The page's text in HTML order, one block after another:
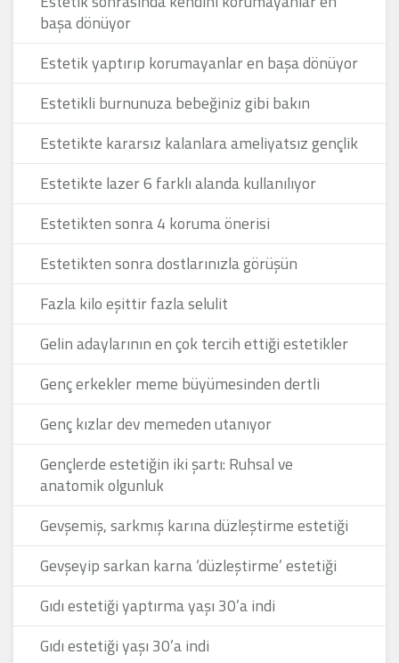
başa dönüyor
Estetik yaptırıp korumayanlar en başa dönüyor
Estetikli burnunuza bebeğiniz gibi bakın
Estetikte kararsız kalanlara ameliyatsız gençlik
Estetikte lazer 6 farklı alanda kullanılıyor
Estetikten sonra 4 koruma önerisi
Estetikten sonra dostlarınızla görüşün
Fazla kilo eşittir fazla selulit
Gelin adaylarının en çok tercih ettiği estetikler
Genç erkekler meme büyümesinden dertli
Genç kızlar dev memeden utanıyor
Gençlerde estetiğin iki şartı: Ruhsal ve
anatomik olgunluk
Gevşemiş, sarkmış karına düzleştirme estetiği
Gevşeyip sarkan karna ‘düzleştirme’ estetiği
Gıdı estetiği yaptırma yaşı 30’a indi
Gıdı estetiği yaşı 30’a indi